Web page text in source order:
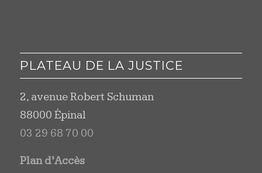
PLATEAU DE LA JUSTICE
2, avenue Robert Schuman
88000 Épinal
03 29 68 70 00
Plan d’Accès